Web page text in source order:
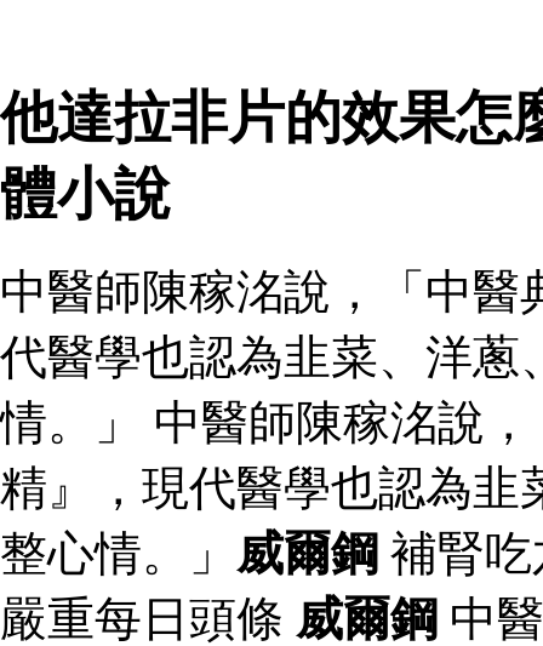
他達拉非片的效果怎
體小說
中醫師陳稼洺說，「中
代醫學也認為韭菜、洋蔥
情。」 中醫師陳稼洺說
精』，現代醫學也認為韭
整心情。」 威爾鋼 補腎
嚴重每日頭條 威爾鋼 中